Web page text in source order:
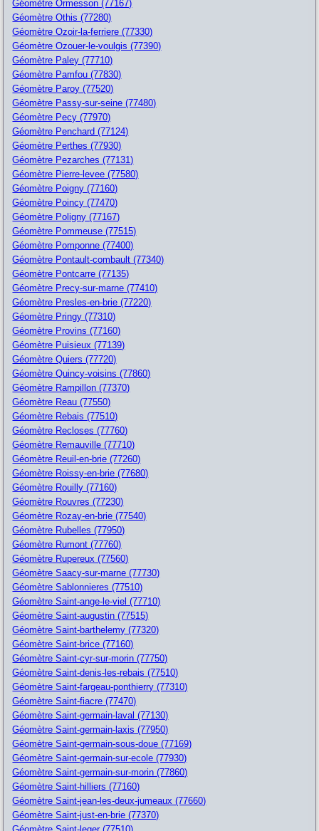
Géomètre Ormesson (77167)
Géomètre Othis (77280)
Géomètre Ozoir-la-ferriere (77330)
Géomètre Ozouer-le-voulgis (77390)
Géomètre Paley (77710)
Géomètre Pamfou (77830)
Géomètre Paroy (77520)
Géomètre Passy-sur-seine (77480)
Géomètre Pecy (77970)
Géomètre Penchard (77124)
Géomètre Perthes (77930)
Géomètre Pezarches (77131)
Géomètre Pierre-levee (77580)
Géomètre Poigny (77160)
Géomètre Poincy (77470)
Géomètre Poligny (77167)
Géomètre Pommeuse (77515)
Géomètre Pomponne (77400)
Géomètre Pontault-combault (77340)
Géomètre Pontcarre (77135)
Géomètre Precy-sur-marne (77410)
Géomètre Presles-en-brie (77220)
Géomètre Pringy (77310)
Géomètre Provins (77160)
Géomètre Puisieux (77139)
Géomètre Quiers (77720)
Géomètre Quincy-voisins (77860)
Géomètre Rampillon (77370)
Géomètre Reau (77550)
Géomètre Rebais (77510)
Géomètre Recloses (77760)
Géomètre Remauville (77710)
Géomètre Reuil-en-brie (77260)
Géomètre Roissy-en-brie (77680)
Géomètre Rouilly (77160)
Géomètre Rouvres (77230)
Géomètre Rozay-en-brie (77540)
Géomètre Rubelles (77950)
Géomètre Rumont (77760)
Géomètre Rupereux (77560)
Géomètre Saacy-sur-marne (77730)
Géomètre Sablonnieres (77510)
Géomètre Saint-ange-le-viel (77710)
Géomètre Saint-augustin (77515)
Géomètre Saint-barthelemy (77320)
Géomètre Saint-brice (77160)
Géomètre Saint-cyr-sur-morin (77750)
Géomètre Saint-denis-les-rebais (77510)
Géomètre Saint-fargeau-ponthierry (77310)
Géomètre Saint-fiacre (77470)
Géomètre Saint-germain-laval (77130)
Géomètre Saint-germain-laxis (77950)
Géomètre Saint-germain-sous-doue (77169)
Géomètre Saint-germain-sur-ecole (77930)
Géomètre Saint-germain-sur-morin (77860)
Géomètre Saint-hilliers (77160)
Géomètre Saint-jean-les-deux-jumeaux (77660)
Géomètre Saint-just-en-brie (77370)